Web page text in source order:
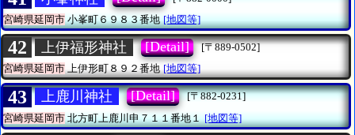
宮崎県延岡市小峯町６９８３番地 [地図等]
42 上伊福形神社 [Detail]
[〒889-0502]
宮崎県延岡市上伊形町８９２番地 [地図等]
43 上鹿川神社 [Detail]
[〒882-0231]
宮崎県延岡市北方町上鹿川申７１１番地１ [地図等]